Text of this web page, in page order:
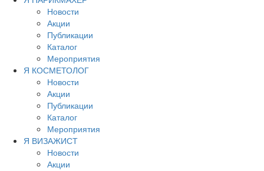
Новости
Акции
Публикации
Каталог
Мероприятия
Я КОСМЕТОЛОГ
Новости
Акции
Публикации
Каталог
Мероприятия
Я ВИЗАЖИСТ
Новости
Акции